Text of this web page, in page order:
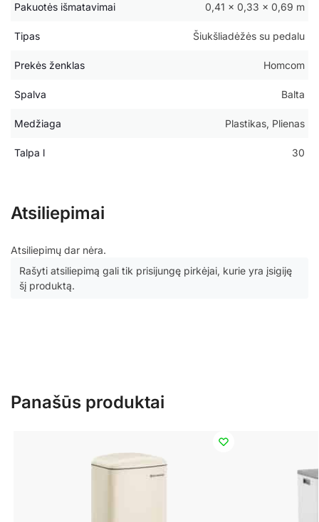
Pakuotės išmatavimai 0,41 × 0,33 × 0,69 m
Tipas Šiukšliadėžės su pedalu
Prekės ženklas Homcom
Spalva Balta
Medžiaga Plastikas, Plienas
Talpa l 30
Atsiliepimai
Atsiliepimų dar nėra.
Rašyti atsiliepimą gali tik prisijungę pirkėjai, kurie yra įsigiję
šį produktą.
Panašūs produktai